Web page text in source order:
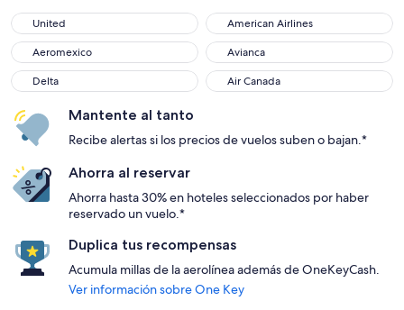
United
United American Airlines
American Airlines
Aeromexico
Aeromexico Avianca
Avianca
Delta
Delta Air Canada
Air Canada
Mantente al tanto
Recibe alertas si los precios de vuelos suben o bajan.*
Ahorra al reservar
Ahorra hasta 30% en hoteles seleccionados por haber
reservado un vuelo.*
Duplica tus recompensas
Acumula millas de la aerolínea además de OneKeyCash.
Ver información sobre One Key